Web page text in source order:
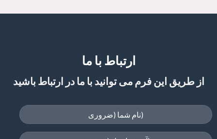
ارتباط با ما
از طریق این فرم می توانید با ما در ارتباط باشید